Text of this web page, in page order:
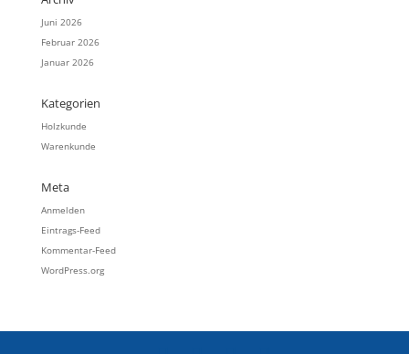
Juni 2026
Februar 2026
Januar 2026
Kategorien
Holzkunde
Warenkunde
Meta
Anmelden
Eintrags-Feed
Kommentar-Feed
WordPress.org